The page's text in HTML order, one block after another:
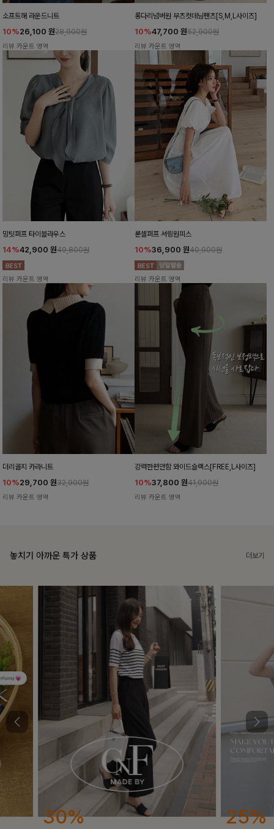
소프트해 라운드니트
10%26,100 원28,900원
리뷰 카운트 영역
롱다리넘버원 부츠컷데님팬츠[S,M,L사이즈]
10%47,700 원52,900원
리뷰 카운트 영역
밍팃퍼프 타이블라우스
14%42,900 원49,800원
리뷰 카운트 영역
룬셀퍼프 셔링원피스
10%36,900 원40,900원
리뷰 카운트 영역
더리골지 카라니트
10%29,700 원32,900원
리뷰 카운트 영역
강력한편안함 와이드슬랙스[FREE,L사이즈]
10%37,800 원41,900원
리뷰 카운트 영역
놓치기 아까운 특가 상품 더보기
25% 12%